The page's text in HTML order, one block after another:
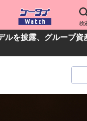
検
ルを披露、グループ資